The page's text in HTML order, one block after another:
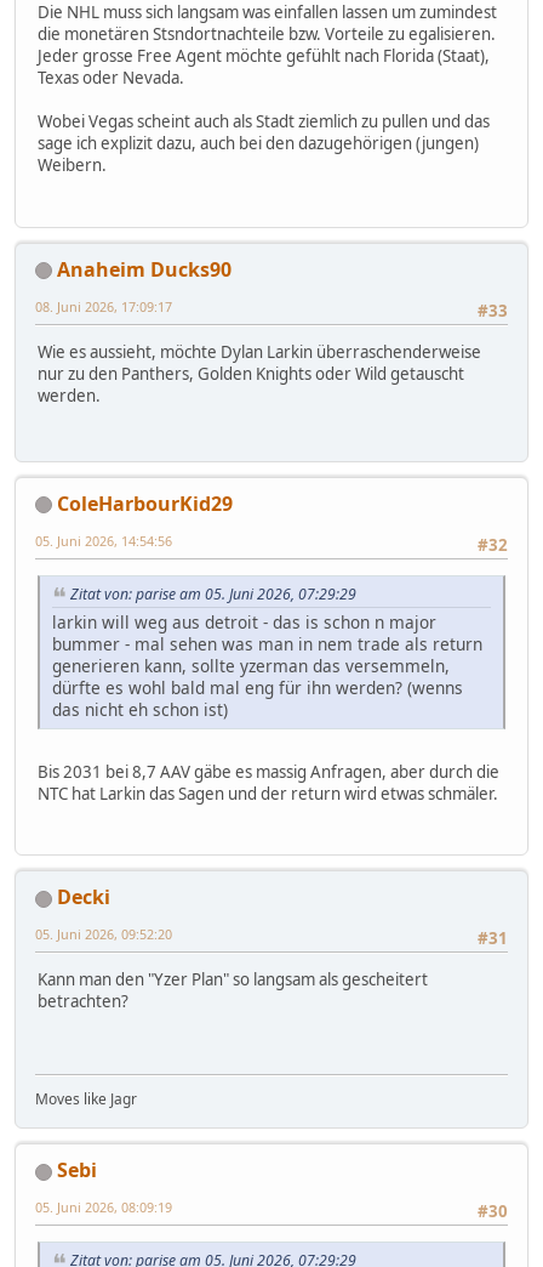
Die NHL muss sich langsam was einfallen lassen um zumindest
die monetären Stsndortnachteile bzw. Vorteile zu egalisieren.
Jeder grosse Free Agent möchte gefühlt nach Florida (Staat),
Texas oder Nevada.
Wobei Vegas scheint auch als Stadt ziemlich zu pullen und das
sage ich explizit dazu, auch bei den dazugehörigen (jungen)
Weibern.
Anaheim Ducks90
#33
08. Juni 2026, 17:09:17
Wie es aussieht, möchte Dylan Larkin überraschenderweise
nur zu den Panthers, Golden Knights oder Wild getauscht
werden.
ColeHarbourKid29
#32
05. Juni 2026, 14:54:56
Zitat von: parise am 05. Juni 2026, 07:29:29
larkin will weg aus detroit - das is schon n major
bummer - mal sehen was man in nem trade als return
generieren kann, sollte yzerman das versemmeln,
dürfte es wohl bald mal eng für ihn werden? (wenns
das nicht eh schon ist)
Bis 2031 bei 8,7 AAV gäbe es massig Anfragen, aber durch die
NTC hat Larkin das Sagen und der return wird etwas schmäler.
Decki
#31
05. Juni 2026, 09:52:20
Kann man den "Yzer Plan" so langsam als gescheitert
betrachten?
Moves like Jagr
Sebi
#30
05. Juni 2026, 08:09:19
Zitat von: parise am 05. Juni 2026, 07:29:29